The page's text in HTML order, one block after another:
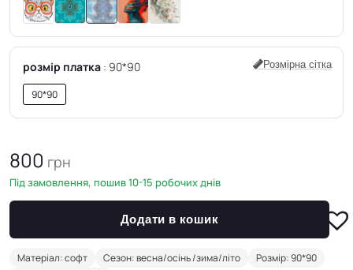
розмір платка 90*90 Розмірна сітка
90*90
800 грн
Під замовлення, пошив 10-15 робочих днів
Додати в кошик
Матеріал: софт Сезон: весна/осінь /зима/літо
Розмір: 90*90